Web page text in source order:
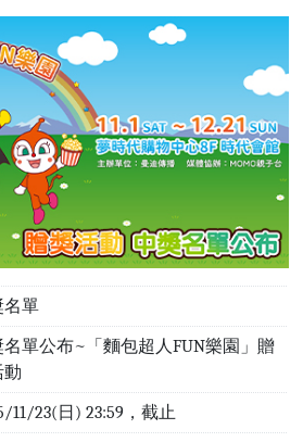
名單
名單公布~「麵包超人FUN樂園」贈
動
11/23(日) 23:59，截止